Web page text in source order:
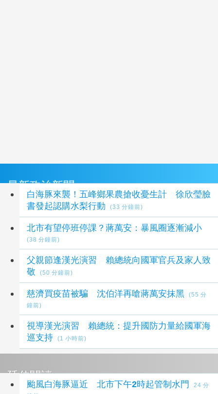
最新政治新聞
白海豚來襲！五峰鄉果農搶收憂生計 徐欣瑩臉
書發起認購水梨行動
(33 分鐘前)
北市有望停班停課？蔣萬安：暴風圈逐漸減小
(38 分鐘前)
父親節逢漢光演習 賴總統向國軍官兵及家人致
敬
(50 分鐘前)
慈濟買疫苗被騙 沈伯洋再嗆蔣萬安抹黑
(55 分
鐘前)
視導漢光演習 賴總統：提升國防力量給國軍海
巡支持
(1 小時前)
延伸閱讀
颱風白海豚逼近 北市下午2時起管制水門
24 分